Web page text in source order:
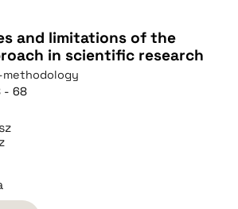
and limitations of the
in scientific research
methodology
- 68